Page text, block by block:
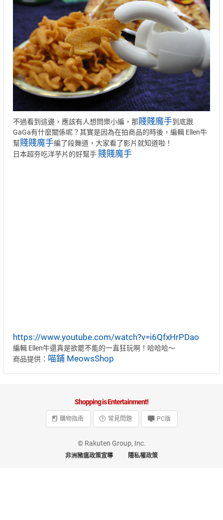
不過看到這邊，應該有人想問樂小編，那賤賤魔手到底跟
GaGa有什麼關係呢？其實是因為在拍商品的時後，編輯 Ellen牛
幫賤賤魔手編了段舞道，大家看了影片就知道啦！
日本超夯吃洋芋片的好幫手 賤賤魔手
https://www.youtube.com/watch?v=i6QfxHrPDao
編輯 Ellen牛還真是欲罷不能的一直狂玩啊！哈哈哈～
商品提供： 喵鋪 MeowsShop
Shopping is Entertainment!
購物指南 常見問題 PC版
© Rakuten Group, Inc.
非洲豬瘟政策宣導 隱私權政策